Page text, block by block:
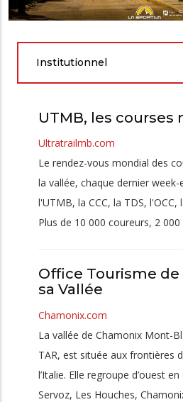
Institutionnel
UTMB, les courses
Ultratrailmb.com
Le rendez-vous mondial des
la vallée, chaque dernier
l'UTMB, la CCC, la TDS, l'OCC,
Plus de 10 000 coureurs, 2 000
Office Tourisme
sa Vallée
Chamonix.com
La vallée de Chamonix Mont-
TAR, est située aux frontières
l’Italie. Elle regroupe d’ouest
Servoz, Les Houches,